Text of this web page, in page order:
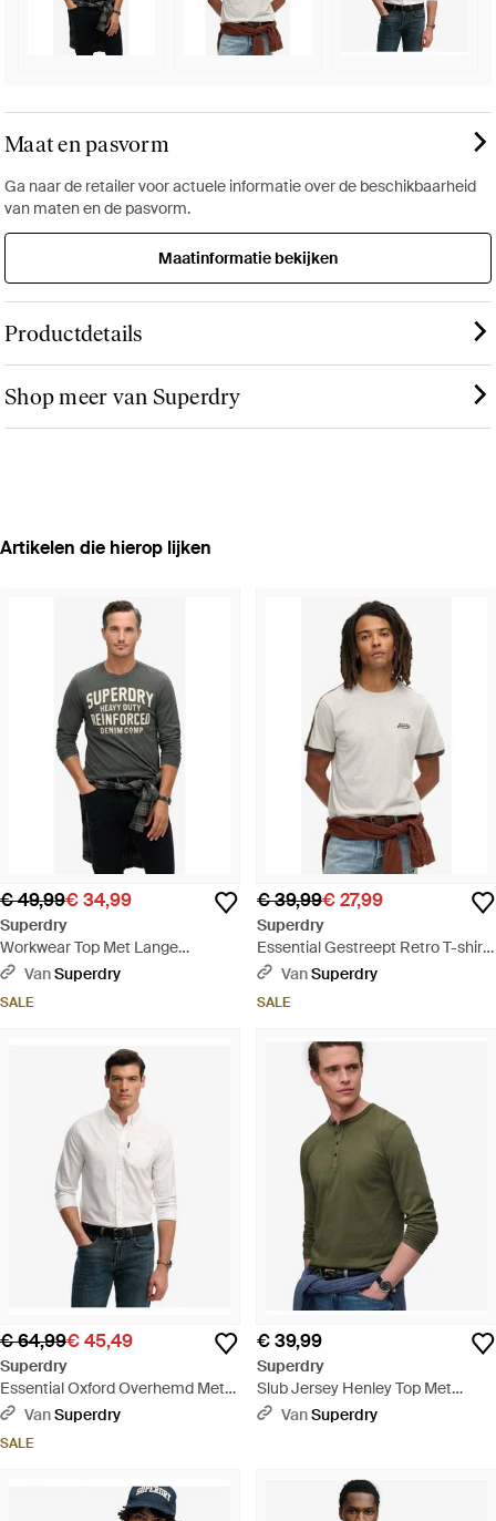
Maat en pasvorm
Ga naar de retailer voor actuele informatie over de beschikbaarheid
van maten en de pasvorm.
Maatinformatie bekijken
Productdetails
Shop meer van Superdry
Artikelen die hierop lijken
€ 49,99€ 34,99
Superdry
Workwear Top Met Lange
Mouwen En Appliqué - Grijs
VanSuperdry
SALE
€ 39,99€ 27,99
Superdry
Essential Gestreept Retro T-shirt
Met Logo - Wit
VanSuperdry
SALE
€ 64,99€ 45,49
Superdry
Essential Oxford Overhemd Met
Lange Mouwen - Wit
VanSuperdry
SALE
€ 39,99
Superdry
Slub Jersey Henley Top Met
Lange Mouwen - Groen
VanSuperdry